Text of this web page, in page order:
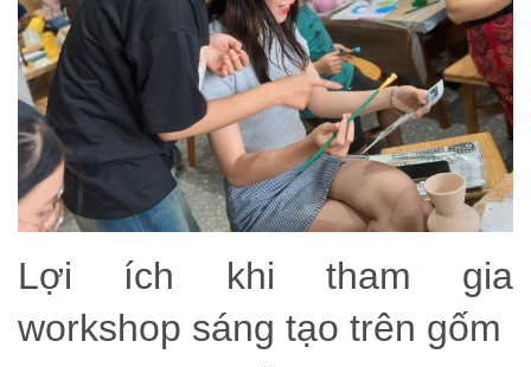
Lợi ích khi tham gia
workshop sáng tạo trên gốm